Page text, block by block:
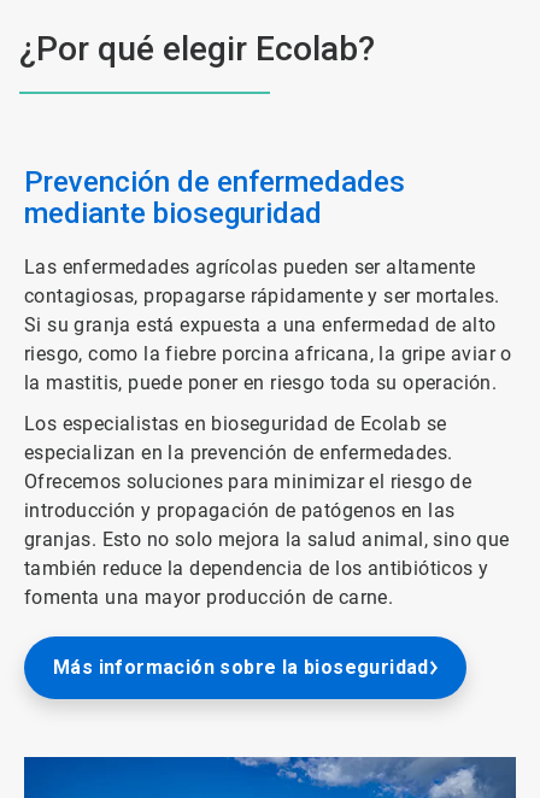
¿Por qué elegir Ecolab?
Prevención de enfermedades
mediante bioseguridad
Las enfermedades agrícolas pueden ser altamente
contagiosas, propagarse rápidamente y ser mortales.
Si su granja está expuesta a una enfermedad de alto
riesgo, como la fiebre porcina africana, la gripe aviar o
la mastitis, puede poner en riesgo toda su operación.
Los especialistas en bioseguridad de Ecolab se
especializan en la prevención de enfermedades.
Ofrecemos soluciones para minimizar el riesgo de
introducción y propagación de patógenos en las
granjas. Esto no solo mejora la salud animal, sino que
también reduce la dependencia de los antibióticos y
fomenta una mayor producción de carne.
Más información sobre la bioseguridad